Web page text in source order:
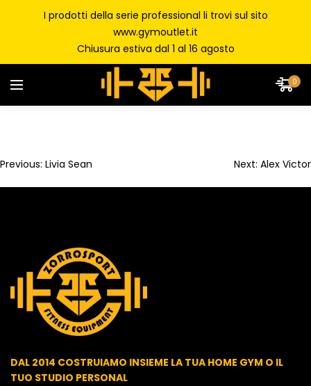
I prodotti della serie professional li trovi sul sito
www.gymoutlet.it
Chiusura estiva dal 1 al 16 agosto
0
Previous: Livia Sean Next: Alex Victor
DAL 2014 COSTRUIAMO INSIEME LA TUA HOME GYM O IL
TUO STUDIO PERSONAL